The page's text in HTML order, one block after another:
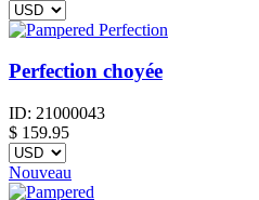
Perfection choyée
ID: 21000043
$ 159.95
Nouveau